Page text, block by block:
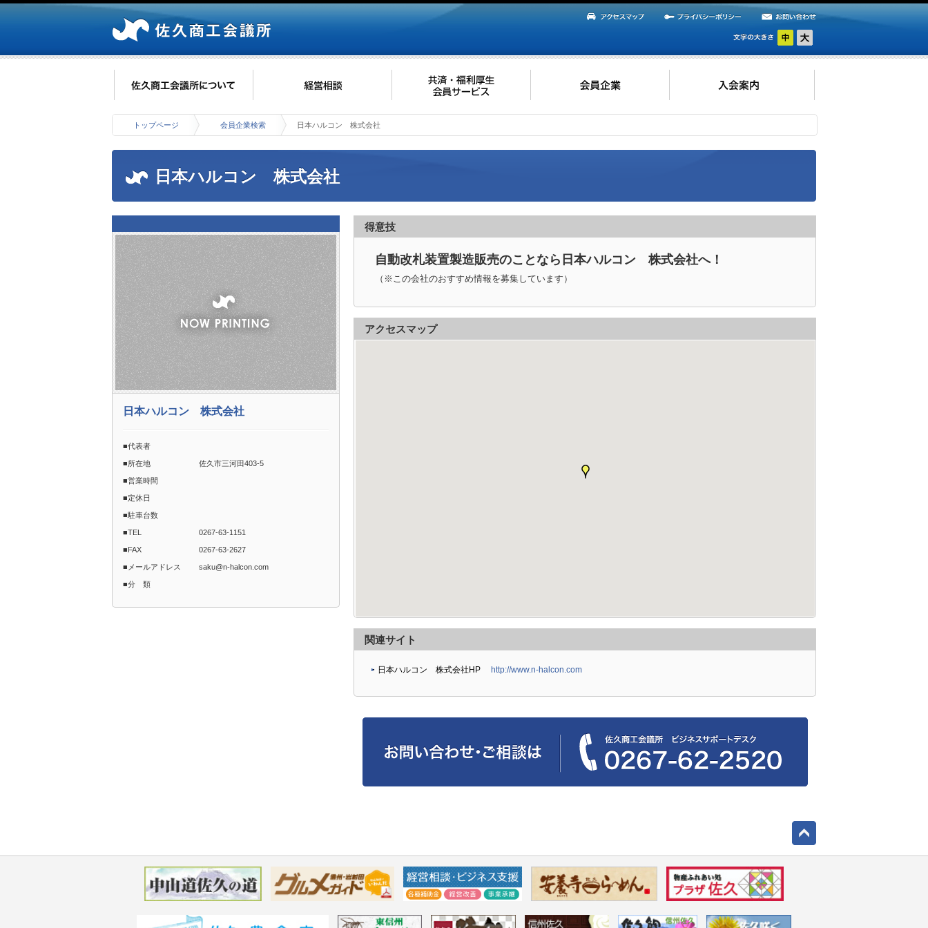
トップページ 会員企業検索 日本ハルコン 株式会社
日本ハルコン 株式会社
日本ハルコン 株式会社
■代表者
■所在地 佐久市三河田403-5
■営業時間
■定休日
■駐車台数
■TEL 0267-63-1151
■FAX 0267-63-2627
■メールアドレス saku@n-halcon.com
■分 類
得意技
自動改札装置製造販売のことなら日本ハルコン 株式会社へ！
（※この会社のおすすめ情報を募集しています）
アクセスマップ
関連サイト
・日本ハルコン 株式会社HP http://www.n-halcon.com